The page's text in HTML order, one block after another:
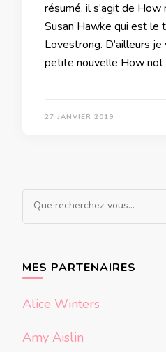
résumé, il s’agit de
Susan Hawke qui est le
Lovestrong. D’ailleurs
petite nouvelle How
27 JANVIER 2019
Vous
recherchiez
MES PARTENAIRES
Alice Winters
Amy Aislin